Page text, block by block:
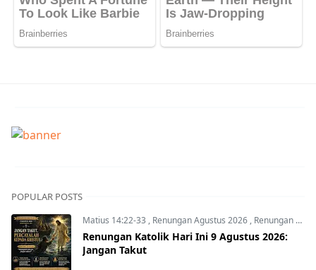
POPULAR POSTS
Matius 14:22-33 , Renungan Agustus 2026 , Renungan Hari Ini
Renungan Katolik Hari Ini 9 Agustus 2026:
Jangan Takut